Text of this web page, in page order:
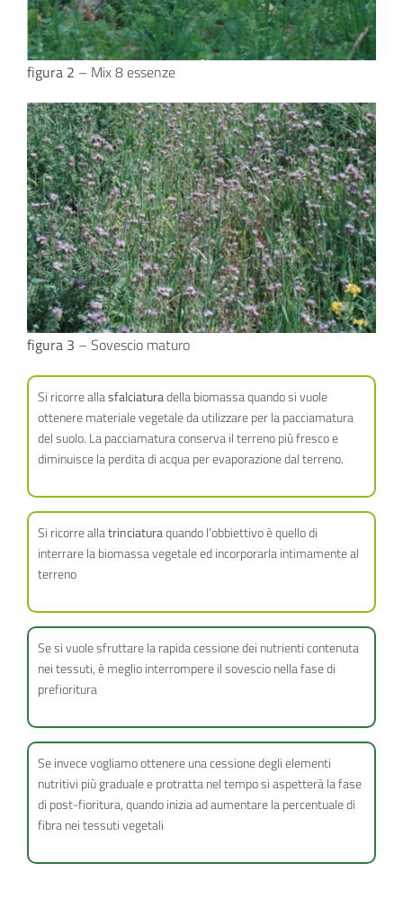
figura 2 – Mix 8 essenze
figura 3 – Sovescio maturo
Si ricorre allasfalciaturadella biomassa quando si vuole
ottenere materiale vegetale da utilizzare per la pacciamatura
del suolo. La pacciamatura conserva il terreno più fresco e
diminuisce la perdita di acqua per evaporazione dal terreno.
Si ricorre allatrinciaturaquando l’obbiettivo è quello di
interrare la biomassa vegetale ed incorporarla intimamente al
terreno
Se si vuole sfruttare la rapida cessione dei nutrienti contenuta
nei tessuti, è meglio interrompere il sovescio nella fase di
prefioritura
Se invece vogliamo ottenere una cessione degli elementi
nutritivi più graduale e protratta nel tempo si aspetterà la fase
di post-fioritura, quando inizia ad aumentare la percentuale di
fibra nei tessuti vegetali